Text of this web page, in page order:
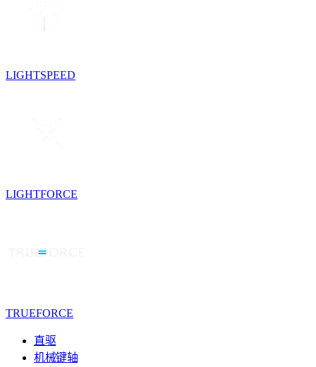
LIGHTSPEED
LIGHTFORCE
TRUEFORCE
直驱
机械键轴